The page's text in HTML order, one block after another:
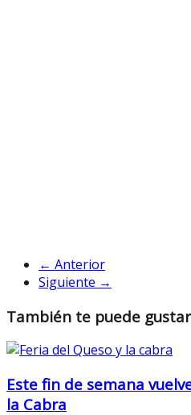
← Anterior
Siguiente →
También te puede gustar
Este fin de semana
la Cabra